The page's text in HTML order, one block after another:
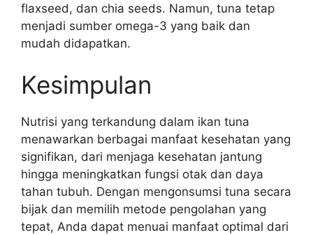
flaxseed, dan chia seeds. Namun, tuna tetap
menjadi sumber omega-3 yang baik dan
mudah didapatkan.
Kesimpulan
Nutrisi yang terkandung dalam ikan tuna
menawarkan berbagai manfaat kesehatan yang
signifikan, dari menjaga kesehatan jantung
hingga meningkatkan fungsi otak dan daya
tahan tubuh. Dengan mengonsumsi tuna secara
bijak dan memilih metode pengolahan yang
tepat, Anda dapat menuai manfaat optimal dari